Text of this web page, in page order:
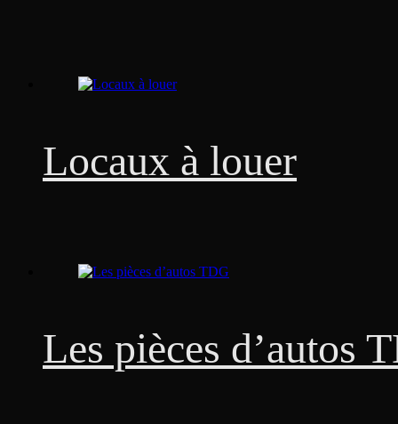
Locaux à louer
Les pièces d’autos